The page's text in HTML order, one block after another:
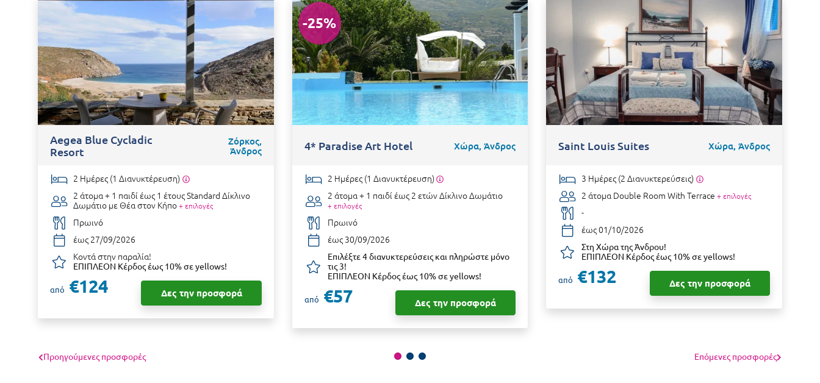
Aegea Blue Cycladic
Resort
Ζόρκος,
Άνδρος
2 Ημέρες (1 Διανυκτέρευση)
2 άτομα + 1 παιδί έως 1 έτουςStandard Δίκλινο
Δωμάτιο με Θέα στον Κήπο+ επιλογές
Πρωινό
έως 27/09/2026
Κοντά στην παραλία!
ΕΠΙΠΛΕΟΝ Κέρδος έως 10% σε yellows!
από €124 Δες την προσφορά
-25%
4* Paradise Art Hotel Χώρα, Άνδρος
2 Ημέρες (1 Διανυκτέρευση)
2 άτομα + 1 παιδί έως 2 ετώνΔίκλινο Δωμάτιο
+ επιλογές
Πρωινό
έως 30/09/2026
Επιλέξτε 4 διανυκτερεύσεις και πληρώστε μόνο
τις 3!
ΕΠΙΠΛΕΟΝ Κέρδος έως 10% σε yellows!
από €57 Δες την προσφορά
Saint Louis Suites Χώρα, Άνδρος
3 Ημέρες (2 Διανυκτερεύσεις)
2 άτομα Double Room With Terrace + επιλογές
-
έως 01/10/2026
Στη Χώρα της Άνδρου!
ΕΠΙΠΛΕΟΝ Κέρδος έως 10% σε yellows!
από €132 Δες την προσφορά
Προηγούμενες προσφορές Επόμενες προσφορές